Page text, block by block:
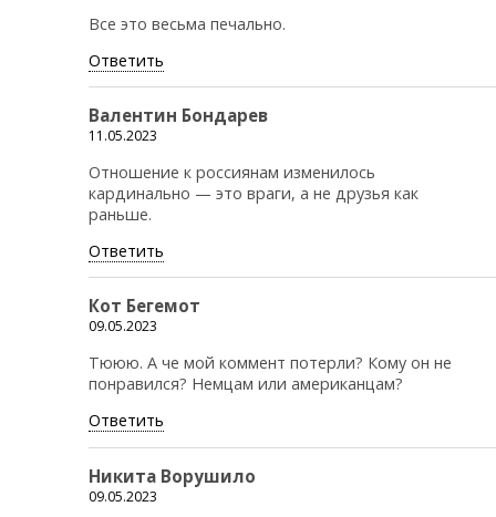
Все это весьма печально.
Ответить
Валентин Бондарев
11.05.2023
Отношение к россиянам изменилось
кардинально — это враги, а не друзья как
раньше.
Ответить
Кот Бегемот
09.05.2023
Тююю. А че мой коммент потерли? Кому он не
понравился? Немцам или американцам?
Ответить
Никита Ворушило
09.05.2023